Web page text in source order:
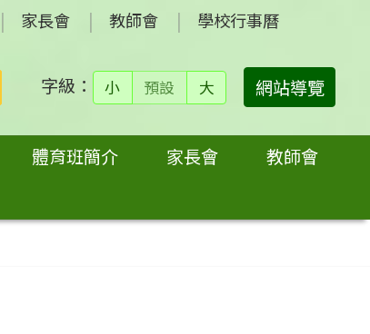
家長會 教師會 學校行事曆
搜
尋：
字級： 小 預設 大 網站導覽
體育班簡介 家長會
教師會